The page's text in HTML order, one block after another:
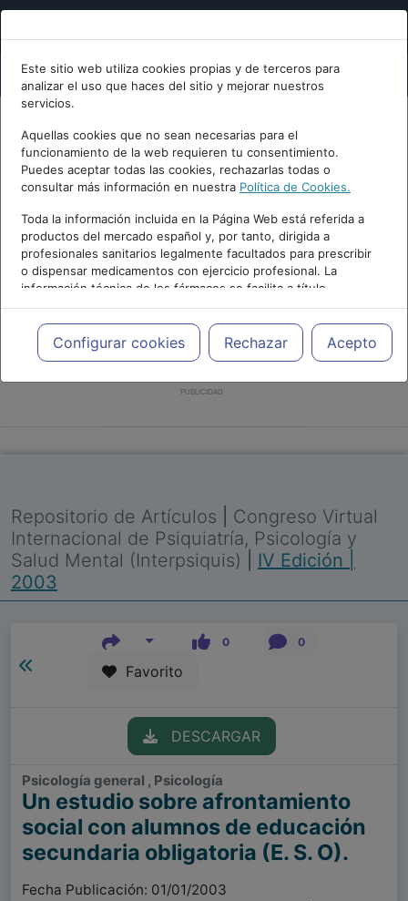
Este sitio web utiliza cookies propias y de terceros para
analizar el uso que haces del sitio y mejorar nuestros
servicios.
Aquellas cookies que no sean necesarias para el
funcionamiento de la web requieren tu consentimiento.
Puedes aceptar todas las cookies, rechazarlas todas o
consultar más información en nuestra Política de Cookies.
Toda la información incluida en la Página Web está referida a
productos del mercado español y, por tanto, dirigida a
profesionales sanitarios legalmente facultados para prescribir
o dispensar medicamentos con ejercicio profesional. La
información técnica de los fármacos se facilita a título
meramente informativo, siendo responsabilidad de los
profesionales facultados prescribir medicamentos y decidir, en
cada caso concreto, el tratamiento más adecuado a las
necesidades del paciente.
Configurar cookies Rechazar Acepto
PUBLICIDAD
Repositorio de Artículos
Congreso Virtual
Internacional de Psiquiatría, Psicología y
Salud Mental (Interpsiquis)
IV Edición |
2003
0 0
Favorito
DESCARGAR
Psicología general , Psicología
Un estudio sobre afrontamiento
social con alumnos de educación
secundaria obligatoria (E. S. O).
Fecha Publicación: 01/01/2003